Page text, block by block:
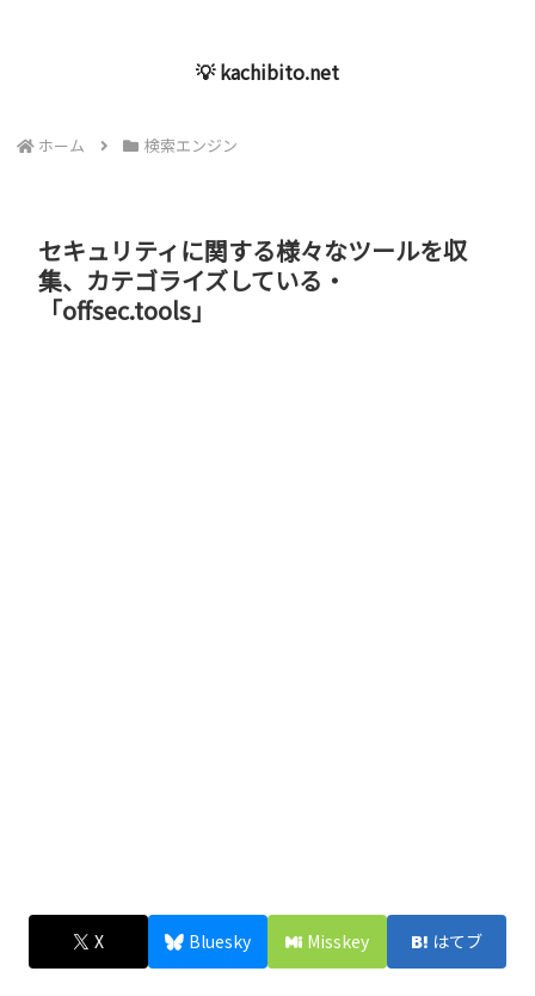
💡 kachibito.net
ホーム 検索エンジン
セキュリティに関する様々なツールを収
集、カテゴライズしている・
「offsec.tools」
X Bluesky Misskey はてブ